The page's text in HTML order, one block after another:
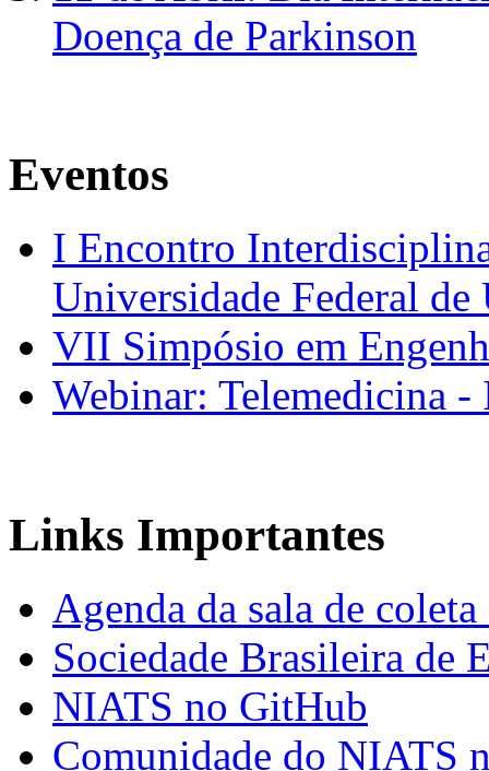
Doença de Parkinson
Eventos
I Encontro
Universidade Federal de
VII Simpósio em
Webinar: Telemedicina
Links Importantes
Agenda da sala de coleta
Sociedade Brasileira de
NIATS no GitHub
Comunidade do NIATS